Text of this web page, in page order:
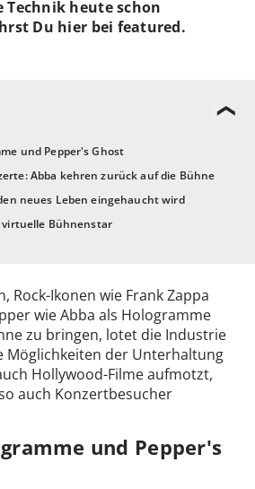
und Pepper's Ghost
Abba kehren zurück auf die Bühne
neues Leben eingehaucht wird
virtuelle Bühnenstar
Technik heute schon
Du hier bei featured.
Rock-Ikonen wie Frank Zappa
wie Abba als Hologramme
zu bringen, lotet die Industrie
Möglichkeiten der Unterhaltung
Hollywood-Filme aufmotzt,
auch Konzertbesucher
und Pepper's